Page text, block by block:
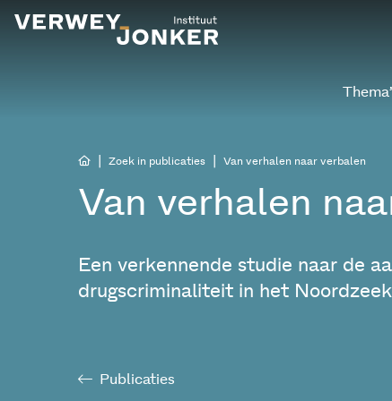
Zoek in publicaties Van verhalen naar verbalen
Van verhalen
Een verkennende studie naar de
drugscriminaliteit in het
Publicaties